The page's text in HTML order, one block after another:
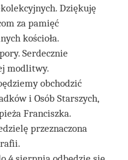
Dziękuję
za pamięć
kościoła.
Serdecznie
modlitwy.
obchodzić
i Osób Starszych,
Franciszka.
przeznaczona